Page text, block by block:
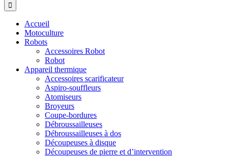
Accueil
Motoculture
Robots
Accessoires Robot
Robot
Appareil thermique
Accessoires scarificateur
Aspiro-souffleurs
Atomiseurs
Broyeurs
Coupe-bordures
Débroussailleuses
Débroussailleuses à dos
Découpeuses à disque
Découpeuses de pierre et d’intervention